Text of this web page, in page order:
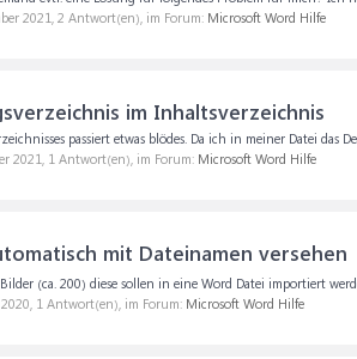
2021, 2 Antwort(en), im Forum: Microsoft Word Hilfe
im Inhaltsverzeichnis
passiert etwas blödes. Da ich in meiner Datei das
2021, 1 Antwort(en), im Forum: Microsoft Word Hilfe
mit Dateinamen versehen
(ca. 200) diese sollen in eine Word Datei importiert
, 1 Antwort(en), im Forum: Microsoft Word Hilfe